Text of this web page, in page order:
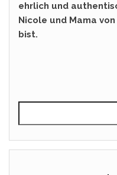
ehrlich und
Nicole und Mama
bist.